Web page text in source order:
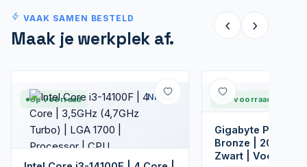
VAAK SAMEN BESTELD
Maak je werkplek af.
‹ ›
Op voorraad Nieuw Op voorraad
Gigabyte P550B |
Bronze | 20+4
Zwart | Voeding